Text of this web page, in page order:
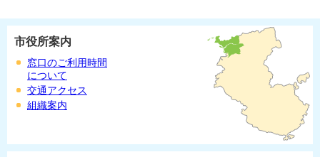
市役所案内
窓口のご利用時間
について
交通アクセス
組織案内